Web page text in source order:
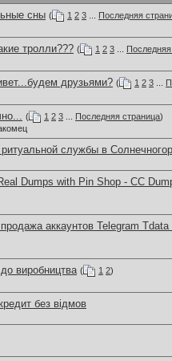
сны ( 1 2 3
Последняя
тролли??? ( 1 2 3
друзьями? ( 1 2 3
( 1 2 3 Последняя страница)
службы в
Dumps with Pin Shop - CC
аккаунтов Telegram
виробництва ( 1 2)
без відмов